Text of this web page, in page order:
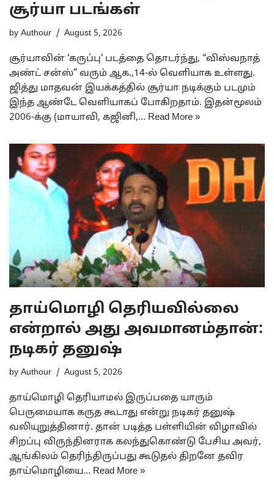
சூர்யா படங்கள்
by Authour August 5, 2026
சூர்யாவின் ‘கருப்பு’ படத்தை தொடர்ந்து, “விஸ்வநாத்
அண்ட் சன்ஸ்” வரும் ஆக.,14-ல் வெளியாக உள்ளது.
ஜித்து மாதவன் இயக்கத்தில் சூர்யா நடிக்கும் படமும்
இந்த ஆண்டே வெளியாகப் போகிறதாம். இதன்மூலம்
2006-க்கு (மாயாவி, கஜினி,… Read More »
தாய்மொழி தெரியவில்லை
என்றால் அது அவமானம்தான்:
நடிகர் தனுஷ்
by Authour August 5, 2026
தாய்மொழி தெரியாமல் இருப்பதை யாரும்
பெருமையாக கருத கூடாது என்று நடிகர் தனுஷ்
வலியுறுத்தினார். தான் படித்த பள்ளியின் விழாவில்
சிறப்பு விருந்தினராக கலந்துகொண்டு பேசிய அவர்,
ஆங்கிலம் தெரிந்திருப்பது கூடுதல் திறனே தவிர
தாய்மொழியை… Read More »